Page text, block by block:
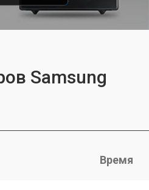
Samsung
Время